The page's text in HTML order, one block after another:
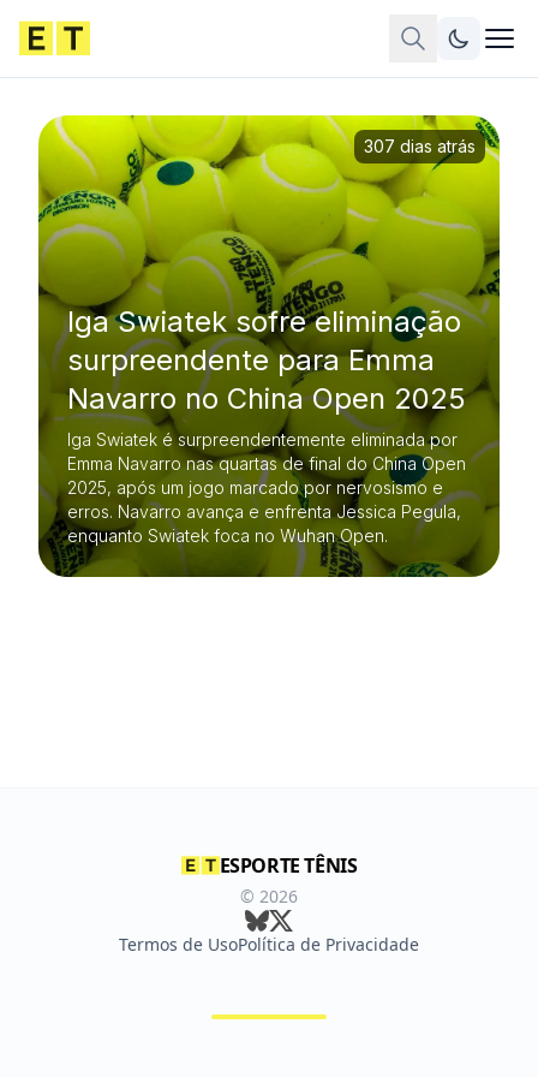
Iga Swiatek sofre eliminação
surpreendente para Emma
Navarro no China Open 2025
Iga Swiatek é surpreendentemente eliminada por
Emma Navarro nas quartas de final do China Open
2025, após um jogo marcado por nervosismo e
erros. Navarro avança e enfrenta Jessica Pegula,
enquanto Swiatek foca no Wuhan Open.
307 dias atrás
ESPORTE TÊNIS
© 2026
Termos de UsoPolítica de Privacidade